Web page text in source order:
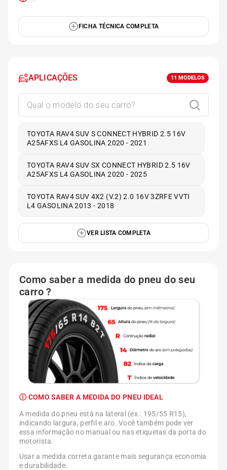
FICHA TÉCNICA COMPLETA
APLICAÇÕES 11 MODELOS
TOYOTA RAV4 SUV S CONNECT HYBRID 2.5 16V
A25AFXS L4 GASOLINA 2020 - 2021
TOYOTA RAV4 SUV SX CONNECT HYBRID 2.5 16V
A25AFXS L4 GASOLINA 2020 - 2025
TOYOTA RAV4 SUV 4X2 (V.2) 2.0 16V 3ZRFE VVTI
L4 GASOLINA 2013 - 2018
VER LISTA COMPLETA
Como saber a medida do pneu do seu
carro ?
ⓘ COMO SABER A MEDIDA DO PNEU IDEAL
A medida do pneu está na lateral (ex.: 195/55 R15),
indicando largura, perfil e aro. Você também pode ver
essa informação no manual ou nas etiquetas da porta do
motorista.
Usar a medida correta garante mais segurança economia
e durabilidade.